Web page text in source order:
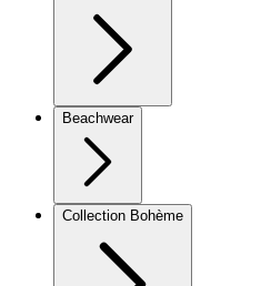
Beachwear
Collection Bohème